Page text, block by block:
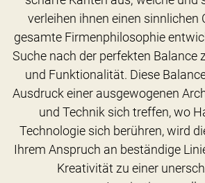
verleihen ihnen einen sinnlichen
gesamte Firmenphilosophie
Suche nach der perfekten Balance
und Funktionalität. Diese
Ausdruck einer ausgewogenen
und Technik sich treffen, wo
Technologie sich berühren, wird
Ihrem Anspruch an beständige
Kreativität zu einer